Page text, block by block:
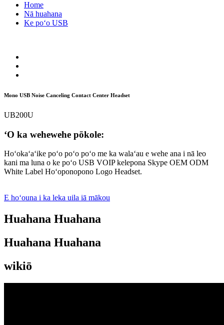
Home
Nā huahana
Ke poʻo USB
Mono USB Noise Canceling Contact Center Headset
UB200U
ʻO ka wehewehe pōkole:
Hoʻokaʻaʻike poʻo poʻo poʻo me ka walaʻau e wehe ana i nā leo
kani ma luna o ke poʻo USB VOIP kelepona Skype OEM ODM
White Label Hoʻoponopono Logo Headset.
E hoʻouna i ka leka uila iā mākou
Huahana Huahana
Huahana Huahana
wikiō